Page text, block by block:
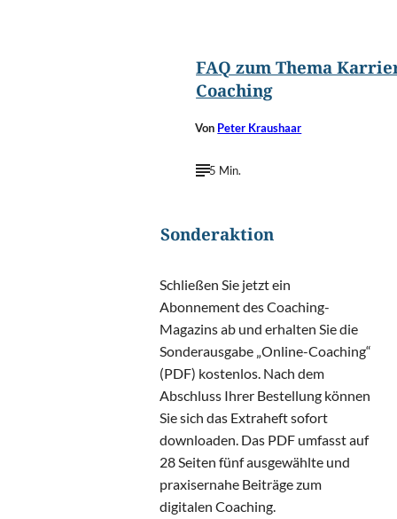
FAQ zum Thema
Coaching
Von Peter Kraushaar
5 Min.
Sonderaktion
Schließen Sie jetzt ein
Abonnement des Coaching-
Magazins ab und erhalten Sie die
Sonderausgabe „Online-Coaching“
(PDF) kostenlos. Nach dem
Abschluss Ihrer Bestellung können
Sie sich das Extraheft sofort
downloaden. Das PDF umfasst auf
28 Seiten fünf ausgewählte und
praxisernahe Beiträge zum
digitalen Coaching.